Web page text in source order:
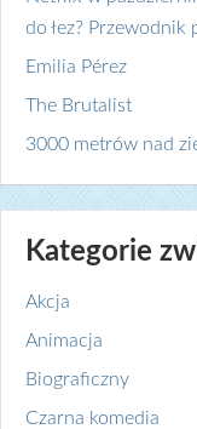
do łez?
Emilia Pérez
The Brutalist
3000 metrów nad
Kategorie
Akcja
Animacja
Biograficzny
Czarna komedia